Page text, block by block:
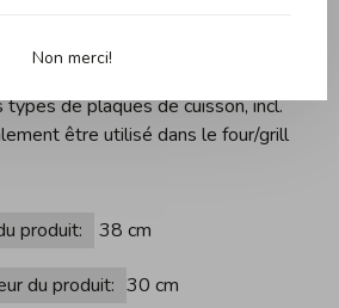
lavage à la main recommandé
de plaques de cuisson, incl.
être utilisé dans le four/grill
produit: 38 cm
du produit: 30 cm
Non merci!